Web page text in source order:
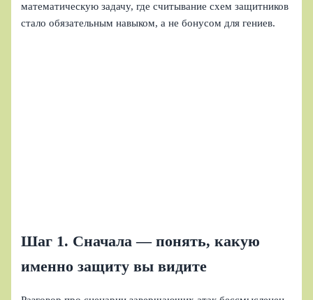
математическую задачу, где считывание схем защитников
стало обязательным навыком, а не бонусом для гениев.
Шаг 1. Сначала — понять, какую
именно защиту вы видите